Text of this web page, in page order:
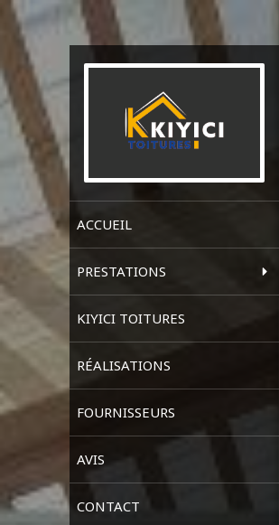
ACCUEIL
PRESTATIONS
KIYICI TOITURES
RÉALISATIONS
FOURNISSEURS
AVIS
CONTACT